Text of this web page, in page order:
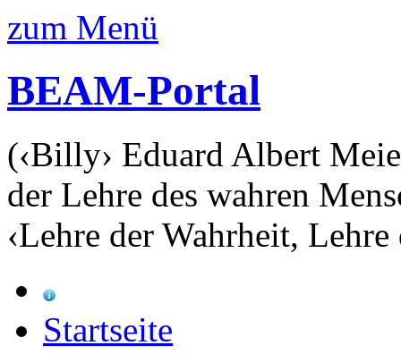
zum Menü
BEAM-Portal
(‹Billy› Eduard Albert
der Lehre des wahren
‹Lehre der Wahrheit, Lehre
Startseite